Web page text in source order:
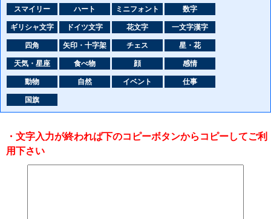
スマイリー ハート ミニフォント 数字
ギリシャ文字 ドイツ文字 花文字 一文字漢字
四角 矢印・十字架 チェス 星・花
天気・星座 食べ物 顔 感情
動物 自然 イベント 仕事
国旗
・文字入力が終われば下のコピーボタンからコピーしてご利
用下さい